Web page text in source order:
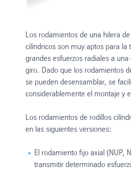
Los rodamientos de una hilera
cilíndricos son muy aptos para la
grandes esfuerzos radiales a
giro. Dado que los rodamientos
se pueden desensamblar, se
considerablemente el montaje y
Los rodamientos de rodillos
en las siguientes versiones:
El rodamiento fijo axial (NUP,
transmitir determinado